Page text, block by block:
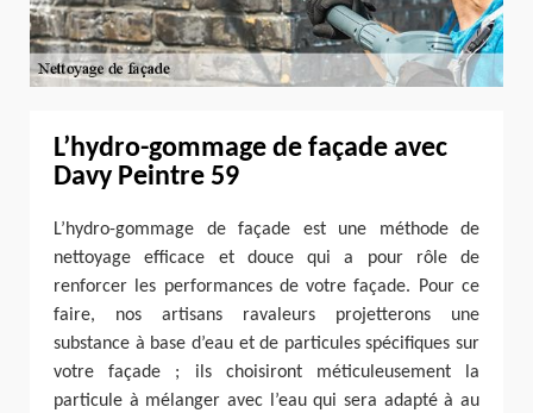
L’hydro-gommage de façade avec
Davy Peintre 59
L’hydro-gommage de façade est une méthode de
nettoyage efficace et douce qui a pour rôle de
renforcer les performances de votre façade. Pour ce
faire, nos artisans ravaleurs projetterons une
substance à base d’eau et de particules spécifiques sur
votre façade ; ils choisiront méticuleusement la
particule à mélanger avec l’eau qui sera adapté à au